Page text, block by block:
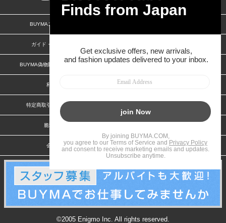
BUYMAスタートガイド
ガイド・お問い合わせ
BUYMA偽物販売防止の取り組み BUYMA CARD
利用規約
特定商取引法に関する表記
脆弱性報告
会社案内 スタッフ募集
©2005 Enigmo Inc. All rights reserved.